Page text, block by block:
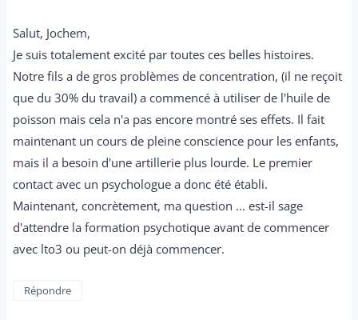
Salut, Jochem,
Je suis totalement excité par toutes ces belles histoires.
Notre fils a de gros problèmes de concentration, (il ne reçoit
que du 30% du travail) a commencé à utiliser de l'huile de
poisson mais cela n'a pas encore montré ses effets. Il fait
maintenant un cours de pleine conscience pour les enfants,
mais il a besoin d'une artillerie plus lourde. Le premier
contact avec un psychologue a donc été établi.
Maintenant, concrètement, ma question ... est-il sage
d'attendre la formation psychotique avant de commencer
avec lto3 ou peut-on déjà commencer.
Répondre